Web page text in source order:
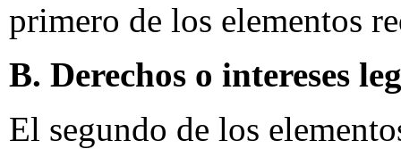
primero de los elementos
B. Derechos o intereses
El segundo de los